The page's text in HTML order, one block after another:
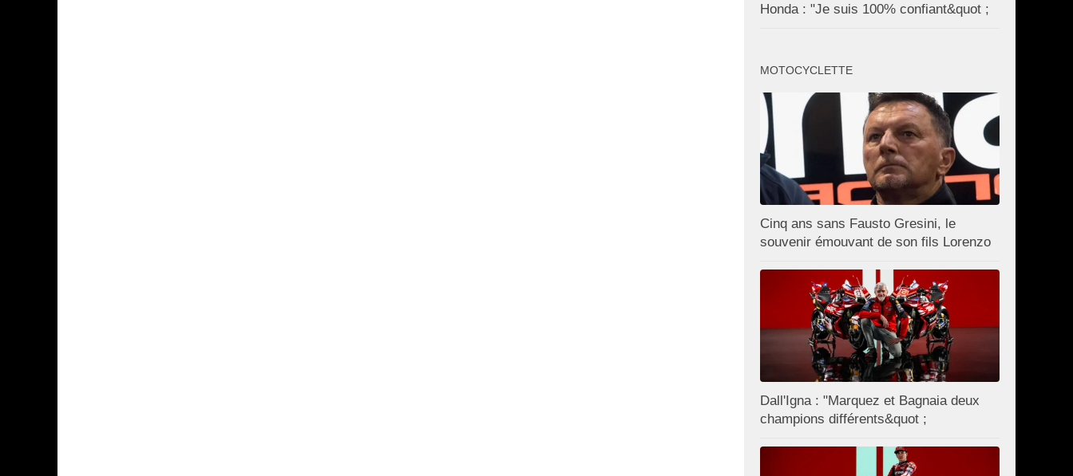
Honda : "Je suis 100% confiant&quot ;
MOTOCYCLETTE
Cinq ans sans Fausto Gresini, le
souvenir émouvant de son fils Lorenzo
Dall'Igna : "Marquez et Bagnaia deux
champions différents&quot ;